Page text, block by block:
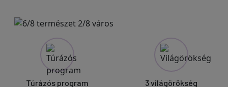
Túrázós program 3 világörökség